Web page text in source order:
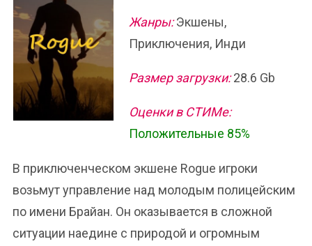
Жанры:Экшены,
Приключения, Инди
Размер загрузки:28.6 Gb
Оценки в СТИМе:
Положительные 85%
В приключенческом экшене Rogue игроки
возьмут управление над молодым полицейским
по имени Брайан. Он оказывается в сложной
ситуации наедине с природой и огромным